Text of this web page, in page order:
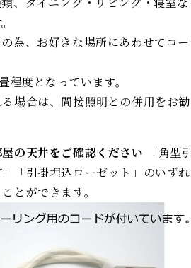
為、お好きな場所にあわせてコー
度となっています。
場合は、間接照明との併用をお
の天井をご確認ください 「角型
「引掛埋込ローゼット」のいず
とができます。